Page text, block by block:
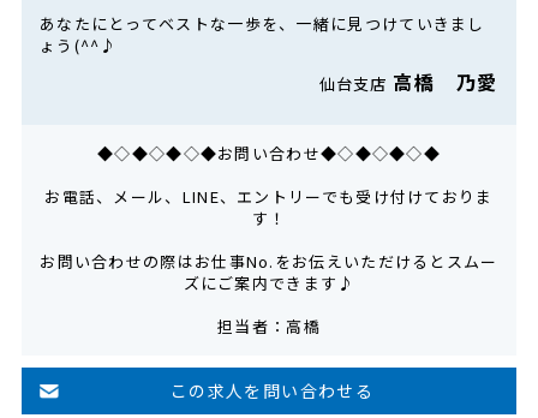
あなたにとってベストな一歩を、一緒に見つけていきまし
ょう(^^♪
仙台支店 高橋 乃愛
◆◇◆◇◆◇◆お問い合わせ◆◇◆◇◆◇◆
お電話、メール、LINE、エントリーでも受け付けておりま
す！
お問い合わせの際はお仕事No.をお伝えいただけるとスムー
ズにご案内できます♪
担当者：高橋
この求人を問い合わせる